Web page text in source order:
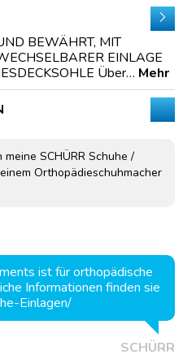
BEWÄHRT, MIT
EINLAGE
Über… Mehr
SCHÜRR Schuhe /
Orthopädieschuhmacher
ist für orthopädische
Informationen finden sie
Einlagen/
SCHÜRR